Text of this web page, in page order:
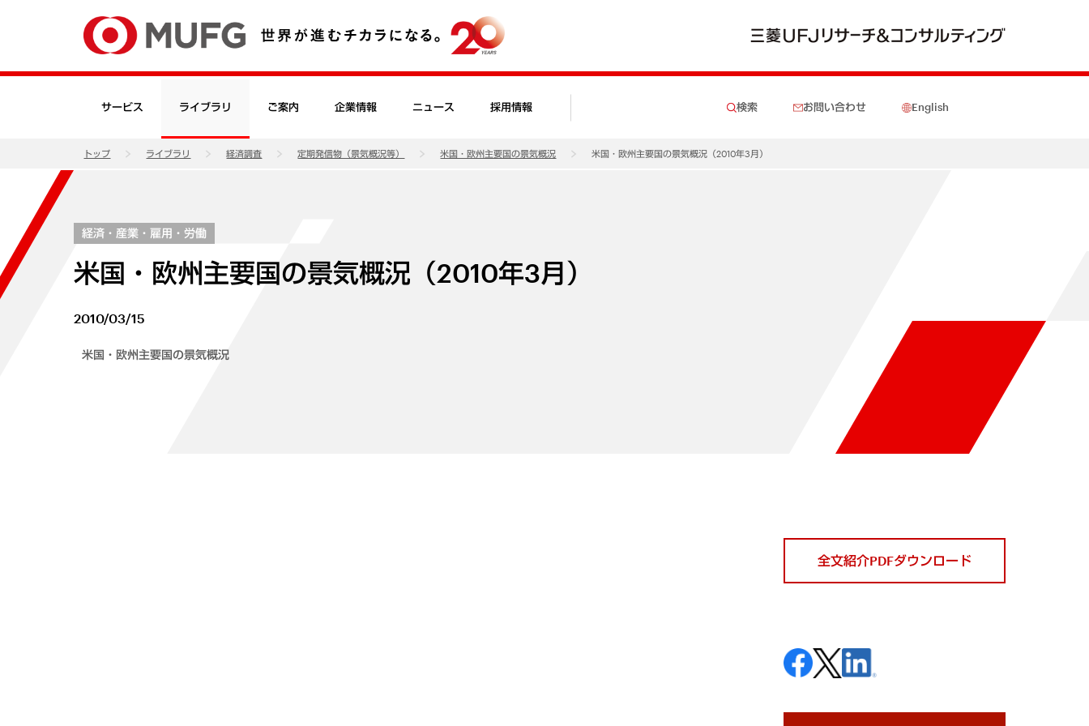
サービス ライブラリ ご案内 企業情報 ニュース 採用情報 検索 お問い合わせ English
トップ ライブラリ 経済調査 定期発信物（景気概況等） 米国・欧州主要国の景気概況 米国・欧州主要国の景気概況（2010年3月）
経済・産業・雇用・労働
米国・欧州主要国の景気概況（2010年3月）
2010/03/15
米国・欧州主要国の景気概況
全文紹介PDFダウンロード